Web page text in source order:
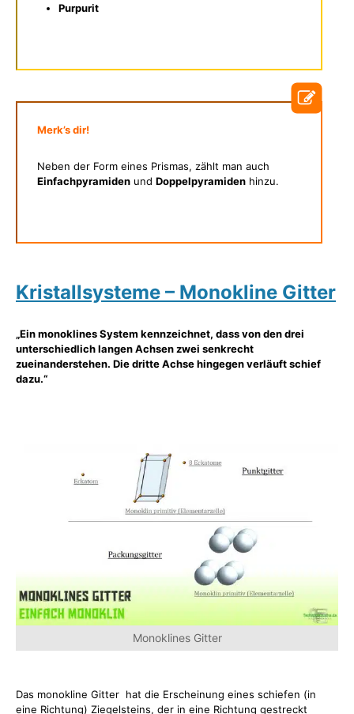
Purpurit
Merk’s dir!
Neben der Form eines Prismas, zählt man auch
Einfachpyramiden und Doppelpyramiden hinzu.
Kristallsysteme – Monokline Gitter
„Ein monoklines System kennzeichnet, dass von den drei
unterschiedlich langen Achsen zwei senkrecht
zueinanderstehen. Die dritte Achse hingegen verläuft schief
dazu.“
Monoklines Gitter
Das monokline Gitter hat die Erscheinung eines schiefen (in
eine Richtung) Ziegelsteins, der in eine Richtung gestreckt